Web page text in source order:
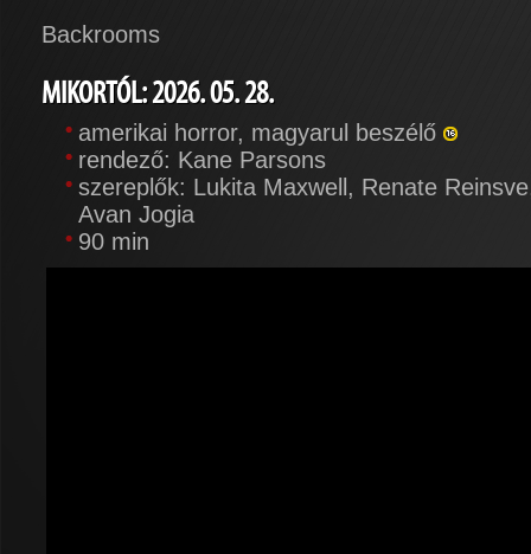
Backrooms
MIKORTÓL: 2026. 05. 28.
amerikai horror, magyarul beszélő
rendező: Kane Parsons
szereplők: Lukita Maxwell, Renate
Avan Jogia
90 min